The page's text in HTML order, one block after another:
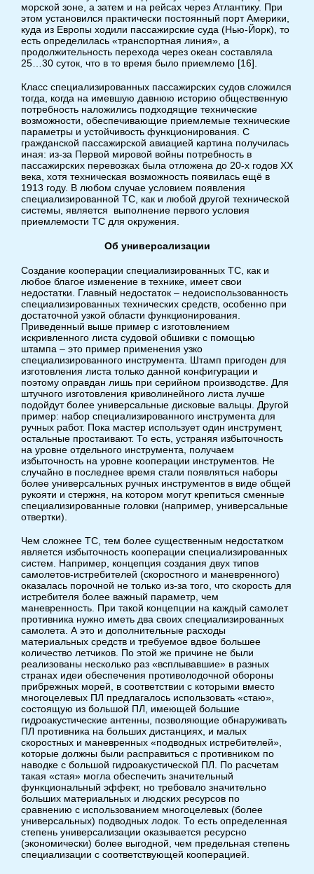
морской зоне, а затем и на рейсах через Атлантику. При
этом установился практически постоянный порт Америки,
куда из Европы ходили пассажирские суда (Нью-Йорк), то
есть определилась «транспортная линия», а
продолжительность перехода через океан составляла
25…30 суток, что в то время было приемлемо [16].
Класс специализированных пассажирских судов сложился
тогда, когда на имевшую давнюю историю общественную
потребность наложились подходящие технические
возможности, обеспечивающие приемлемые технические
параметры и устойчивость функционирования. С
гражданской пассажирской авиацией картина получилась
иная: из-за Первой мировой войны потребность в
пассажирских перевозках была отложена до 20-х годов XX
века, хотя техническая возможность появилась ещё в
1913 году. В любом случае условием появления
специализированной ТС, как и любой другой технической
системы, является выполнение первого условия
приемлемости ТС для окружения.
Об универсализации
Создание кооперации специализированных ТС, как и
любое благое изменение в технике, имеет свои
недостатки. Главный недостаток – недоиспользованность
специализированных технических средств, особенно при
достаточной узкой области функционирования.
Приведенный выше пример с изготовлением
искривленного листа судовой обшивки с помощью
штампа – это пример применения узко
специализированного инструмента. Штамп пригоден для
изготовления листа только данной конфигурации и
поэтому оправдан лишь при серийном производстве. Для
штучного изготовления криволинейного листа лучше
подойдут более универсальные дисковые вальцы. Другой
пример: набор специализированного инструмента для
ручных работ. Пока мастер использует один инструмент,
остальные простаивают. То есть, устраняя избыточность
на уровне отдельного инструмента, получаем
избыточность на уровне кооперации инструментов. Не
случайно в последнее время стали появляться наборы
более универсальных ручных инструментов в виде общей
рукояти и стержня, на котором могут крепиться сменные
специализированные головки (например, универсальные
отвертки).
Чем сложнее ТС, тем более существенным недостатком
является избыточность кооперации специализированных
систем. Например, концепция создания двух типов
самолетов-истребителей (скоростного и маневренного)
оказалась порочной не только из-за того, что скорость для
истребителя более важный параметр, чем
маневренность. При такой концепции на каждый самолет
противника нужно иметь два своих специализированных
самолета. А это и дополнительные расходы
материальных средств и требуемое вдвое большее
количество летчиков. По этой же причине не были
реализованы несколько раз «всплывавшие» в разных
странах идеи обеспечения противолодочной обороны
прибрежных морей, в соответствии с которыми вместо
многоцелевых ПЛ предлагалось использовать «стаю»,
состоящую из большой ПЛ, имеющей большие
гидроакустические антенны, позволяющие обнаруживать
ПЛ противника на больших дистанциях, и малых
скоростных и маневренных «подводных истребителей»,
которые должны были расправиться с противником по
наводке с большой гидроакустической ПЛ. По расчетам
такая «стая» могла обеспечить значительный
функциональный эффект, но требовало значительно
больших материальных и людских ресурсов по
сравнению с использованием многоцелевых (более
универсальных) подводных лодок. То есть определенная
степень универсализации оказывается ресурсно
(экономически) более выгодной, чем предельная степень
специализации с соответствующей кооперацией.